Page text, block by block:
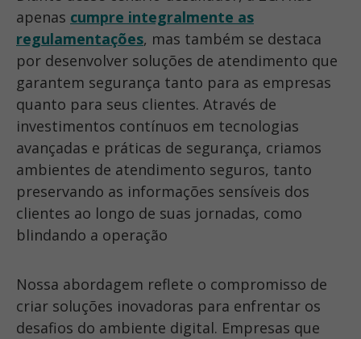
apenas cumpre integralmente as
regulamentações, mas também se destaca
por desenvolver soluções de atendimento que
garantem segurança tanto para as empresas
quanto para seus clientes. Através de
investimentos contínuos em tecnologias
avançadas e práticas de segurança, criamos
ambientes de atendimento seguros, tanto
preservando as informações sensíveis dos
clientes ao longo de suas jornadas, como
blindando a operação
Nossa abordagem reflete o compromisso de
criar soluções inovadoras para enfrentar os
desafios do ambiente digital. Empresas que